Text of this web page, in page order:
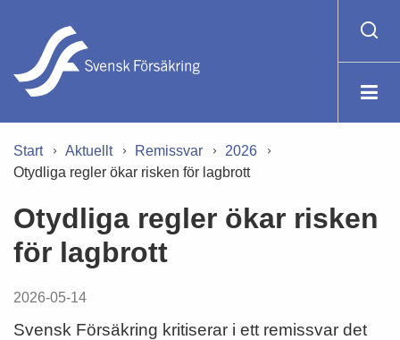
Start Aktuellt Remissvar
2026
Otydliga regler ökar risken för lagbrott
Otydliga regler ökar risken
för lagbrott
2026-05-14
Svensk Försäkring kritiserar i ett remissvar det